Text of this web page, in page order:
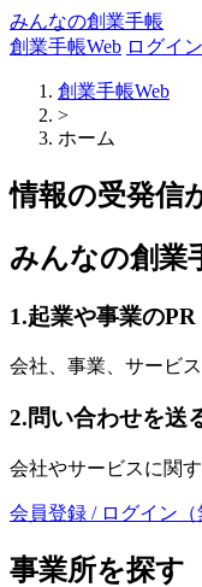
みんなの創業手帳
創業手帳Web ログイン
創業手帳Web
>
ホーム
情報の受発信
みんなの創業
1.起業や事業のPR
会社、事業、サービ
2.問い合わせを送
会社やサービスに関
会員登録 / ログイン（
事業所を探す